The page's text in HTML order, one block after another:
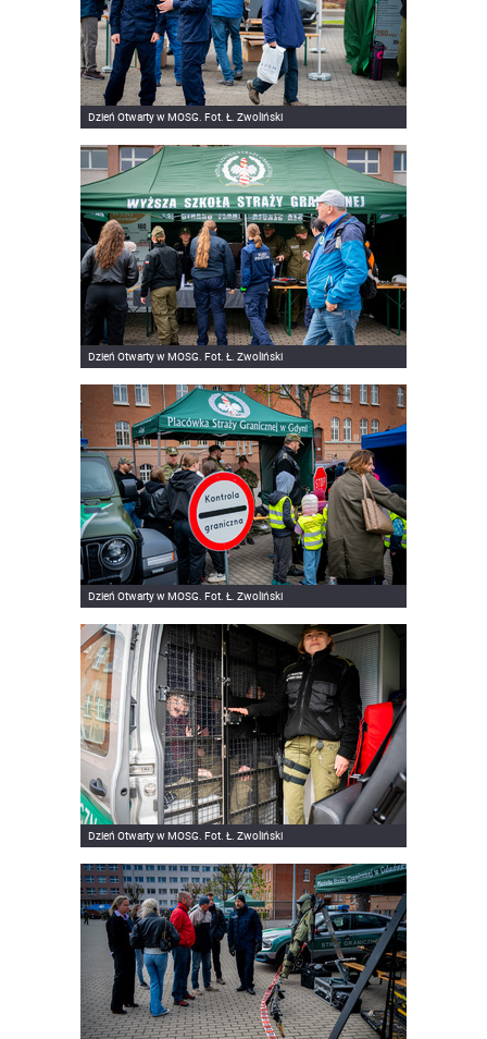
Dzień Otwarty w MOSG. Fot. Ł. Zwoliński
Dzień Otwarty w MOSG. Fot. Ł. Zwoliński
Dzień Otwarty w MOSG. Fot. Ł. Zwoliński
Dzień Otwarty w MOSG. Fot. Ł. Zwoliński